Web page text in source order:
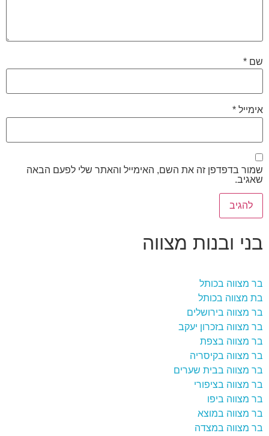
שם *
אימייל *
שמור בדפדפן זה את השם, האימייל והאתר שלי לפעם הבאה
שאגיב.
בני ובנות מצווה
בר מצווה בכותל
בת מצווה בכותל
בר מצווה בירושלים
בר מצווה בזכרון יעקב
בר מצווה בצפת
בר מצווה בקיסריה
בר מצווה בבית שערים
בר מצווה בציפורי
בר מצווה ביפו
בר מצווה במוצא
בר מצווה במצדה